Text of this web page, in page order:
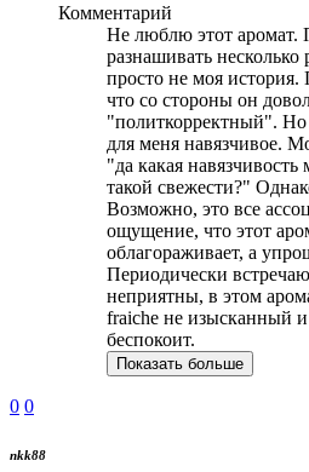
Комментарий
Не люблю этот аромат.
разнашивать несколько
просто не моя
что со стороны он
"политкорректный". Но
для меня навязчивое.
"да какая
такой свежести?"
Возможно, это все
ощущение, что этот
облагораживает, а
Периодически
неприятны, в этом
fraiche не изысканный
беспокоит.
Показать больше
0 0
nkk88